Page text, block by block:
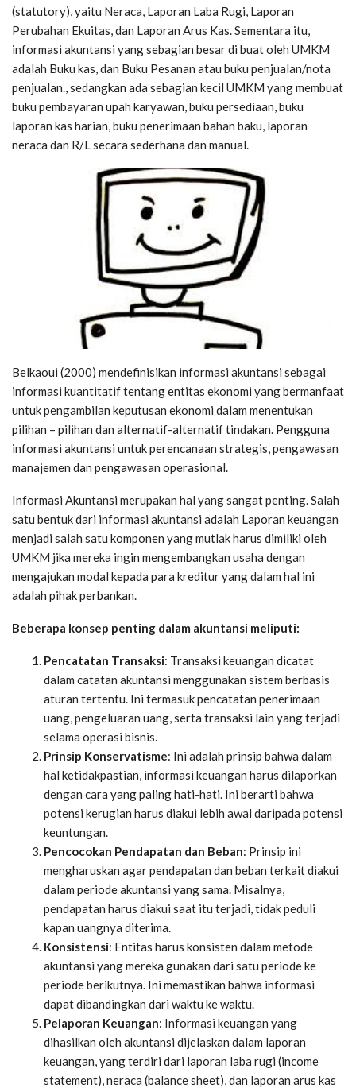
(statutory), yaitu Neraca, Laporan Laba Rugi, Laporan
Perubahan Ekuitas, dan Laporan Arus Kas. Sementara itu,
informasi akuntansi yang sebagian besar di buat oleh UMKM
adalah Buku kas, dan Buku Pesanan atau buku penjualan/nota
penjualan., sedangkan ada sebagian kecil UMKM yang membuat
buku pembayaran upah karyawan, buku persediaan, buku
laporan kas harian, buku penerimaan bahan baku, laporan
neraca dan R/L secara sederhana dan manual.
Belkaoui (2000) mendefinisikan informasi akuntansi sebagai
informasi kuantitatif tentang entitas ekonomi yang bermanfaat
untuk pengambilan keputusan ekonomi dalam menentukan
pilihan – pilihan dan alternatif-alternatif tindakan. Pengguna
informasi akuntansi untuk perencanaan strategis, pengawasan
manajemen dan pengawasan operasional.
Informasi Akuntansi merupakan hal yang sangat penting. Salah
satu bentuk dari informasi akuntansi adalah Laporan keuangan
menjadi salah satu komponen yang mutlak harus dimiliki oleh
UMKM jika mereka ingin mengembangkan usaha dengan
mengajukan modal kepada para kreditur yang dalam hal ini
adalah pihak perbankan.
Beberapa konsep penting dalam akuntansi meliputi:
Pencatatan Transaksi: Transaksi keuangan dicatat
dalam catatan akuntansi menggunakan sistem berbasis
aturan tertentu. Ini termasuk pencatatan penerimaan
uang, pengeluaran uang, serta transaksi lain yang terjadi
selama operasi bisnis.
Prinsip Konservatisme: Ini adalah prinsip bahwa dalam
hal ketidakpastian, informasi keuangan harus dilaporkan
dengan cara yang paling hati-hati. Ini berarti bahwa
potensi kerugian harus diakui lebih awal daripada potensi
keuntungan.
Pencocokan Pendapatan dan Beban: Prinsip ini
mengharuskan agar pendapatan dan beban terkait diakui
dalam periode akuntansi yang sama. Misalnya,
pendapatan harus diakui saat itu terjadi, tidak peduli
kapan uangnya diterima.
Konsistensi: Entitas harus konsisten dalam metode
akuntansi yang mereka gunakan dari satu periode ke
periode berikutnya. Ini memastikan bahwa informasi
dapat dibandingkan dari waktu ke waktu.
Pelaporan Keuangan: Informasi keuangan yang
dihasilkan oleh akuntansi dijelaskan dalam laporan
keuangan, yang terdiri dari laporan laba rugi (income
statement), neraca (balance sheet), dan laporan arus kas